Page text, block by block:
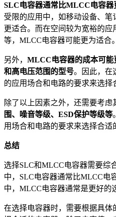
SLC电容器通常比MLCC电容器
受限的应用中，如移动设备、
更适合。而在空间较为宽裕的
等，MLCC电容器可能更为适合。
另外， MLCC电容器的成本可能
和高电压范围的型号。因此，在
的应用场合和电路的要求来选择
除了以上因素之外，还需要考虑
围、噪音等级、ESD保护等级等
用场合和电路的要求来选择合适
总结
选择SLC和MLCC电容器需要综
中，SLC电容器通常比MLCC电
中，MLCC电容器通常是更好的
在选择电容器时，需要根据具